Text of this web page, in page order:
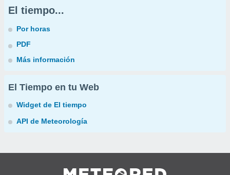
El tiempo...
Por horas
PDF
Más información
El Tiempo en tu Web
Widget de El tiempo
API de Meteorología